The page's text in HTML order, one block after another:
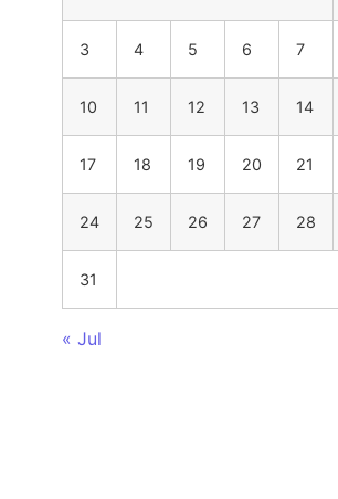
3 4 5 6 7
10 11 12 13 14
17 18 19 20 21
24 25 26 27 28
31
« Jul